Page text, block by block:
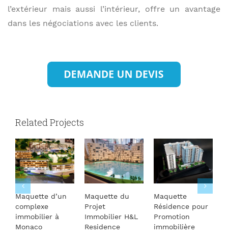
l’extérieur mais aussi l’intérieur, offre un avantage
dans les négociations avec les clients.
Related Projects
Maquette d’un
complexe
immobilier à
Monaco
Maquette du
Projet
Immobilier H&L
Residence
Maquette
Résidence pour
Promotion
immobilière